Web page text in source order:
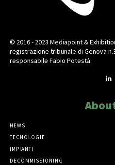
© 2016 - 2023 Mediapoint &
registrazione tribunale di Genova
responsabile Fabio Potestà
NEWS
TECNOLOGIE
IMPIANTI
DECOMMISSIONING